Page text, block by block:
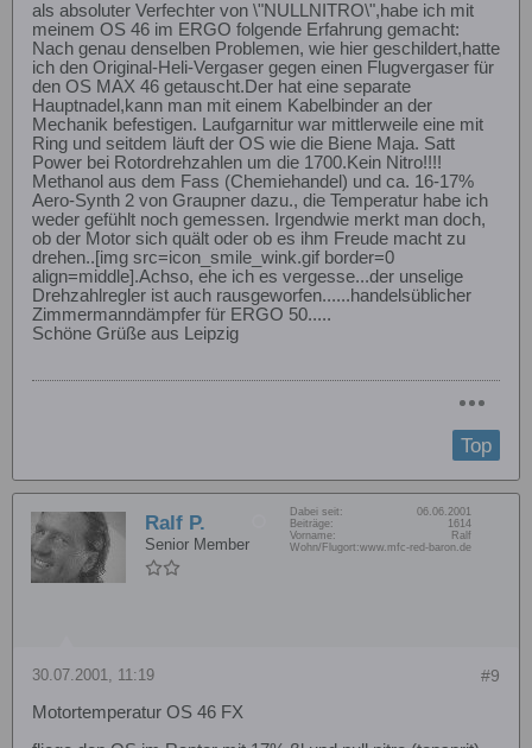
als absoluter Verfechter von \"NULLNITRO\",habe ich mit
meinem OS 46 im ERGO folgende Erfahrung gemacht:
Nach genau denselben Problemen, wie hier geschildert,hatte
ich den Original-Heli-Vergaser gegen einen Flugvergaser für
den OS MAX 46 getauscht.Der hat eine separate
Hauptnadel,kann man mit einem Kabelbinder an der
Mechanik befestigen. Laufgarnitur war mittlerweile eine mit
Ring und seitdem läuft der OS wie die Biene Maja. Satt
Power bei Rotordrehzahlen um die 1700.Kein Nitro!!!!
Methanol aus dem Fass (Chemiehandel) und ca. 16-17%
Aero-Synth 2 von Graupner dazu., die Temperatur habe ich
weder gefühlt noch gemessen. Irgendwie merkt man doch,
ob der Motor sich quält oder ob es ihm Freude macht zu
drehen..[img src=icon_smile_wink.gif border=0
align=middle].Achso, ehe ich es vergesse...der unselige
Drehzahlregler ist auch rausgeworfen......handelsüblicher
Zimmermanndämpfer für ERGO 50.....
Schöne Grüße aus Leipzig
Top
Ralf P.
Senior Member
Dabei seit:
06.06.2001
Beiträge:
1614
Vorname:
Ralf
Wohn/Flugort:www.mfc-red-baron.de
#9
30.07.2001, 11:19
Motortemperatur OS 46 FX